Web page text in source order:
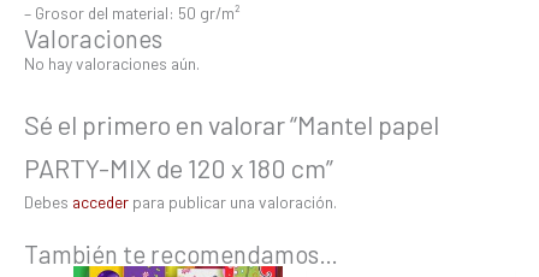
– Grosor del material: 50 gr/m²
Valoraciones
No hay valoraciones aún.
Sé el primero en valorar “Mantel papel
PARTY-MIX de 120 x 180 cm”
Debes acceder para publicar una valoración.
También te recomendamos…